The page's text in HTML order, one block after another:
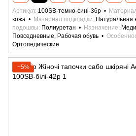
Артикул 100SB-темно-сині-36р
кожа
Материал подкладки Натуральная
подошвы
Полиуретан Назначение
Повседневные, Рабочая обувь
Ортопедические
−5%